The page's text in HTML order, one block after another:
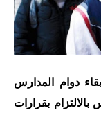
دوام المدارس
بقرارات